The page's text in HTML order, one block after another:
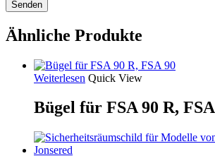
Ähnliche Produkte
Weiterlesen Quick View
Bügel für FSA 90 R,